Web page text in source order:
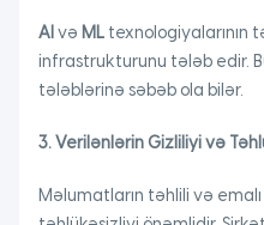
AI və ML texnologiyalarının
infrastrukturunu tələb edir.
tələblərinə səbəb ola bilər.
3. Verilənlərin Gizliliyi və
Məlumatların təhlili və